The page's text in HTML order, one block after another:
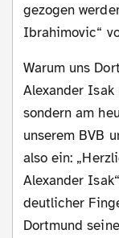
gezogen
Ibrahimovic“
Warum uns Dortmunder das interessiert? Weil
Alexander
sondern am
unserem BVB
also ein:
Alexander
deutlicher
Dortmund